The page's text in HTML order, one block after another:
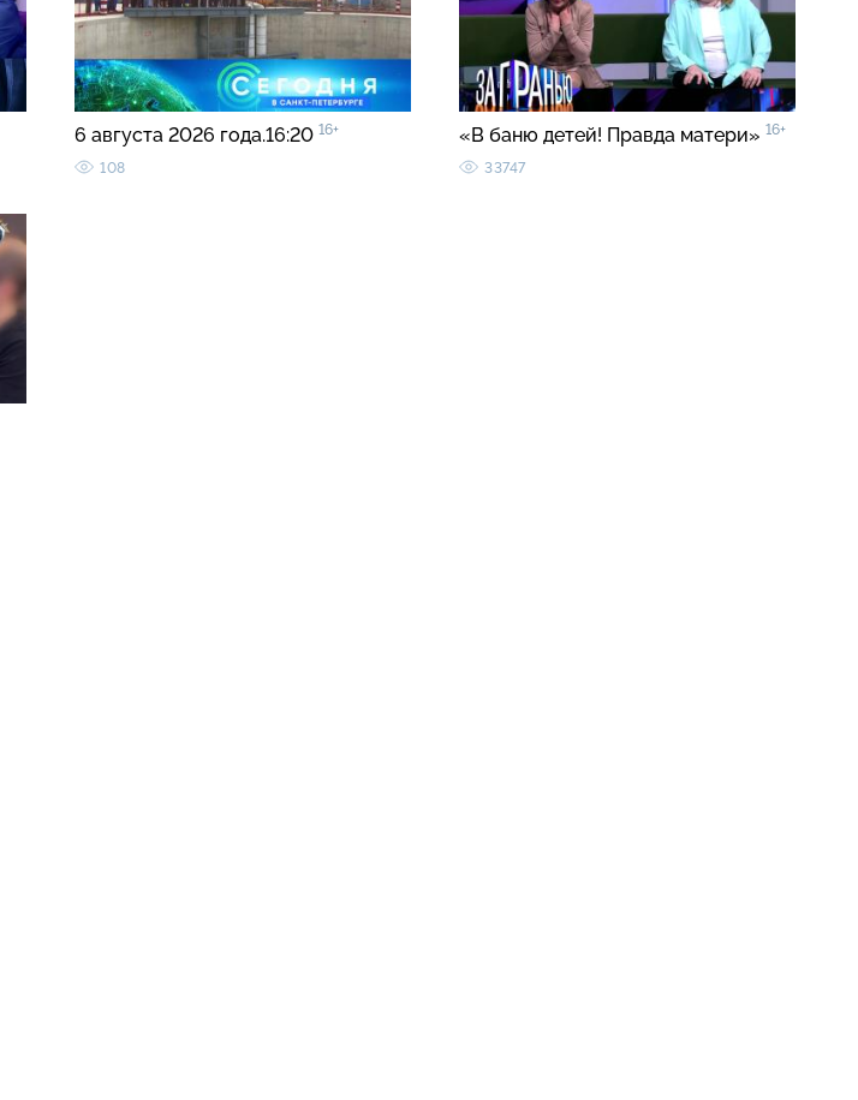
6 августа 2026 года.16:20 16+
108
«В баню детей! Правда матери» 16+
33747